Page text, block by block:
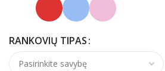
RANKOVIŲ TIPAS